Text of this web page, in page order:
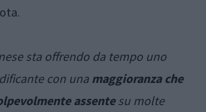
sta offrendo da tempo uno
con una maggioranza che
assentesu molte